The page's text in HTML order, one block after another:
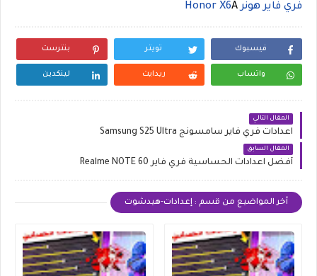
فري فاير هونر Honor X6A
فيسبوك تويتر بنترست
واتساب ريدايت لينكدين
المقال التالي
اعدادات فري فاير سامسونج Samsung S25 Ultra
المقال السابق
أفضل اعدادات الحساسية فري فاير Realme NOTE 60
أخر المواضيع من قسم : إعدادات-هيدشوت